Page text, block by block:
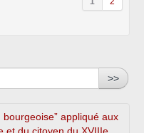
>>
appliqué aux
et du citoyen du XVIIIe